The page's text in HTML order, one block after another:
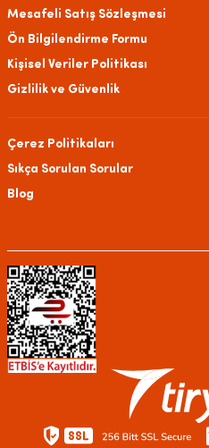
Mesafeli Satış Sözleşmesi
Ön Bilgilendirme Formu
Kişisel Veriler Politikası
Gizlilik ve Güvenlik
Çerez Politikaları
Sıkça Sorulan Sorular
Blog